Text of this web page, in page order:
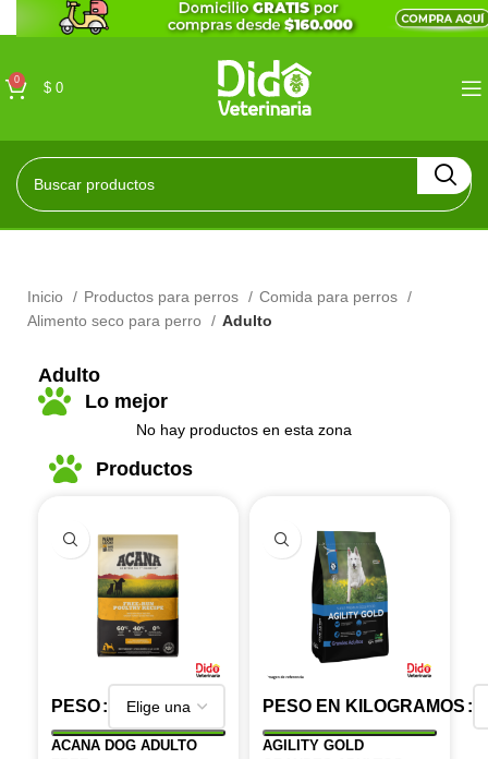
0
$ 0
Inicio Productos para perros
Comida para perros
Alimento seco para perro
Adulto
Adulto
Lo mejor
No hay productos en esta zona
Productos
PESO
ACANA DOG ADULTO
PESO EN KILOGRAMOS
AGILITY GOLD